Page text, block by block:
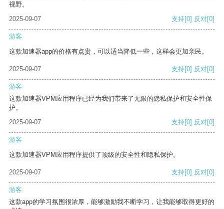
视野。
2025-09-07
支持[0] 反对[0]
游客
这款加速器app的价格有点贵，可以适当降低一些，这样会更加亲民。
2025-09-07 支持[0] 反对[0]
游客
这款加速器VPM应用程序已经为我们带来了无限的隐私保护和安全性保
护。
2025-09-07
支持[0] 反对[0]
游客
这款加速器VPM应用程序提供了顶级的安全性和隐私保护。
2025-09-07 支持[0] 反对[0]
游客
这款app的学习氛围很浓厚，能够激励我不断学习，让我能够取得更好的